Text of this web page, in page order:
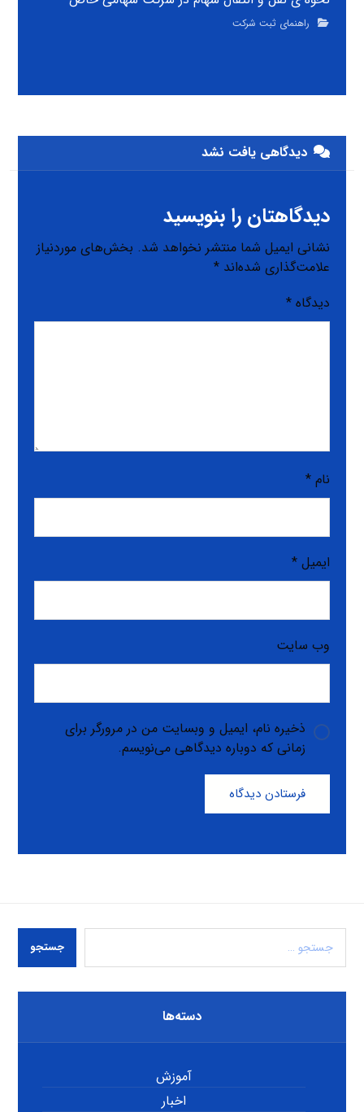
راهنمای ثبت شرکت
دیدگاهی یافت نشد
دیدگاهتان را بنویسید
نشانی ایمیل شما منتشر نخواهد شد. بخش‌های موردنیاز
علامت‌گذاری شده‌اند*
دیدگاه*
نام*
ایمیل*
وب‌ سایت
ذخیره نام، ایمیل و وبسایت من در مرورگر برای
زمانی که دوباره دیدگاهی می‌نویسم.
فرستادن دیدگاه
جستجو
دسته‌ها
آموزش
اخبار